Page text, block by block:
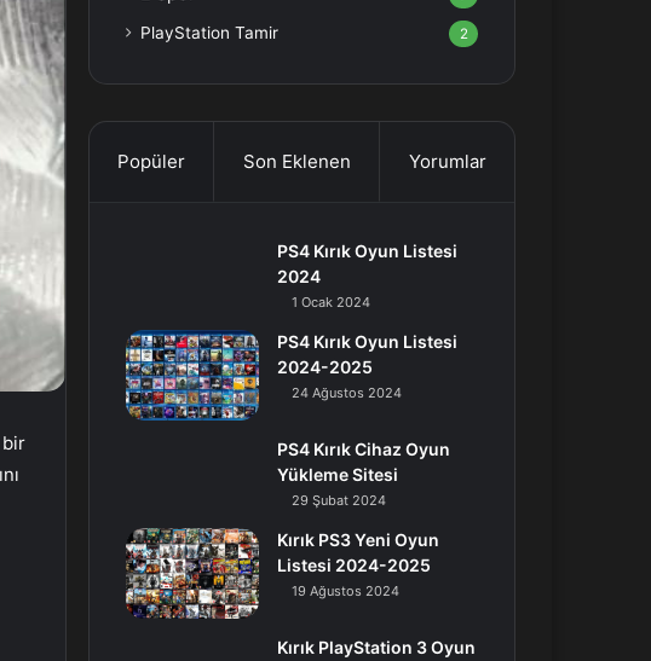
bir
PlayStation Tamir 2
Popüler Son Eklenen Yorumlar
PS4 Kırık Oyun Listesi
2024
1 Ocak 2024
PS4 Kırık Oyun Listesi
2024-2025
24 Ağustos 2024
PS4 Kırık Cihaz Oyun
Yükleme Sitesi
29 Şubat 2024
Kırık PS3 Yeni Oyun
Listesi 2024-2025
19 Ağustos 2024
Kırık PlayStation 3 Oyun